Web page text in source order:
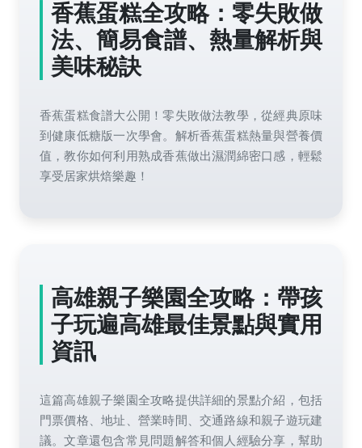
香蕉蛋糕全攻略：零失敗做
法、簡易食譜、熱量解析與
美味秘訣
香蕉蛋糕食譜大公開！零失敗做法教學，從經典原味
到健康低糖版一次學會。解析香蕉蛋糕熱量與營養價
值，教你如何利用熟成香蕉做出濕潤綿密口感，輕鬆
享受居家烘焙樂趣！
高雄親子樂園全攻略：帶孩
子玩遍高雄最佳景點與實用
資訊
這篇高雄親子樂園全攻略提供詳細的景點介紹，包括
門票價格、地址、營業時間、交通路線和親子遊玩建
議。文章還包含常見問題解答和個人經驗分享，幫助